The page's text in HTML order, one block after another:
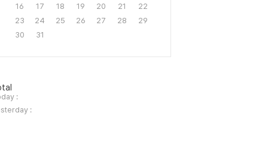
16
17 18 19 20 21
22
23
24 25 26 27 28
29
30
31
:
: